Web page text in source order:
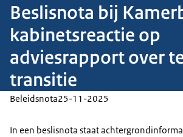
Beslisnota bij
kabinetsreactie op
adviesrapport over
transitie
Beleidsnota25-11-2025
In een beslisnota staat